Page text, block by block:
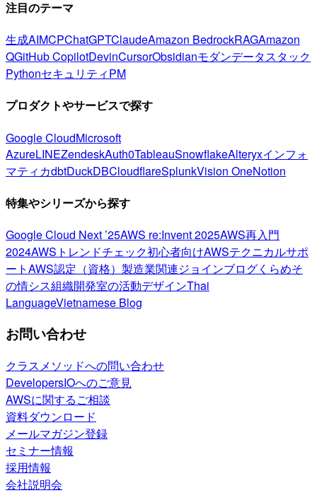
注目のテーマ
生成AIMCPChatGPTClaudeAmazon BedrockRAGAmazon
QGitHub CopilotDevinCursorObsidianモダンデータスタック
PythonセキュリティPM
プロダクトやサービスで探す
Google CloudMicrosoft
AzureLINEZendeskAuth0TableauSnowflakeAlteryxインフォ
マティカdbtDuckDBCloudflareSplunkVision OneNotion
特集やシリーズから探す
Google Cloud Next ’25AWS re:Invent 2025AWS再入門
2024AWSトレンドチェック初心者向けAWSテクニカルサポ
ートAWS認定（資格） 製造業関連ジョインブログくらめそ
の情シス組織開発室の活動デザインThai
LanguageVietnamese Blog
お問い合わせ
クラスメソッドへの問い合わせ
DevelopersIOへのご意見
AWSに関するご相談
資料ダウンロード
メールマガジン登録
セミナー情報
採用情報
会社説明会